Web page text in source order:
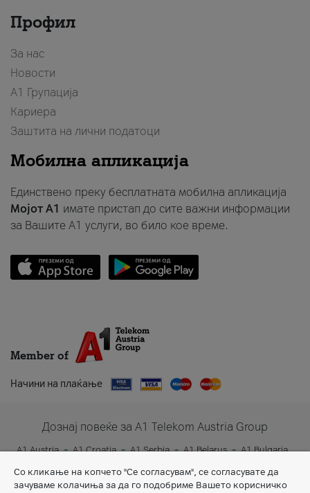
Профил
За нас
Новости
А1 Групација
Кариера
Заштита на лични податоци
Мобилна апликација
Единствено преку бесплатната мобилна апликација
Мојот A1 имате пристап до сите важни информации
за Вашите A1 услуги, во било кое време.
Member of
Начини на плаќање
Дознај повеќе за A1 Telekom Austria Group
A1 Austria A1 Croatia A1 Serbia A1 Belarus
A1 Bulgaria
A1 Slovenia
A1 Digital
Со кликање на копчето "Се согласувам", се согласувате да
зачуваме колачиња за да го подобриме Вашето корисничко